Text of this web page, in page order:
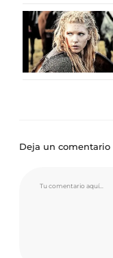
Deja un comentario